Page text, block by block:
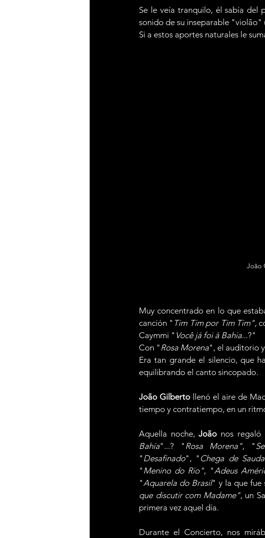
Se le veía tranquilo, él sabía del
sonido de su inseparable "violão"
Si a estos aportes naturales le
João
Muy concentrado en lo que
canción " Tim Tim por Tim Tim",
Caymmi " Você já foi à Bahia...?"
Con "Rosa Morena", el auditorio
Era tan grande el silencio, que
equilibrando el canto sincopado.
João Gilberto llenó el aire de
tiempo y contratiempo, en un
Aquella noche, João nos regaló
Bahía"...? "Rosa Morena", "
"Desafinado", " Chega de
"Menino do Rio", "Adeus
"Aquarela do Brasil" y la que fue
que discutir com Madame", un
primera vez aquel día.
Durante el Concierto, nos